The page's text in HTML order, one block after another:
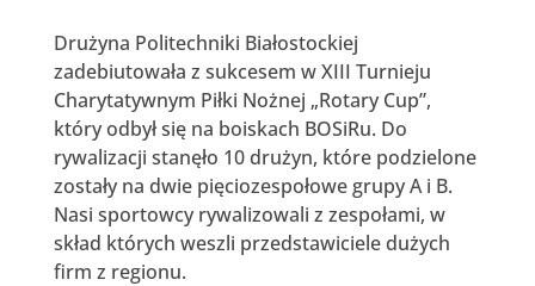
Drużyna Politechniki Białostockiej
zadebiutowała z sukcesem w XIII Turnieju
Charytatywnym Piłki Nożnej „Rotary Cup”,
który odbył się na boiskach BOSiRu. Do
rywalizacji stanęło 10 drużyn, które podzielone
zostały na dwie pięciozespołowe grupy A i B.
Nasi sportowcy rywalizowali z zespołami, w
skład których weszli przedstawiciele dużych
firm z regionu.